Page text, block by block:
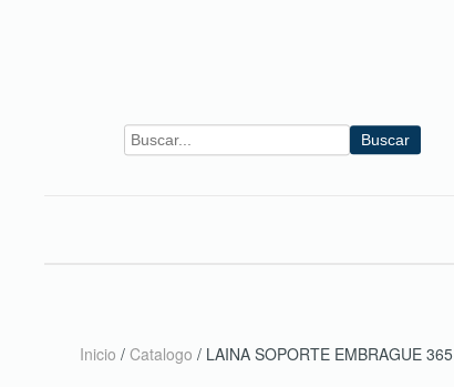
Buscar
Inicio / Catalogo / LAINA SOPORTE EMBRAGUE 365